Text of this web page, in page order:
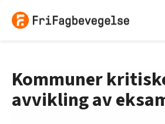
Kommuner
avvikling av